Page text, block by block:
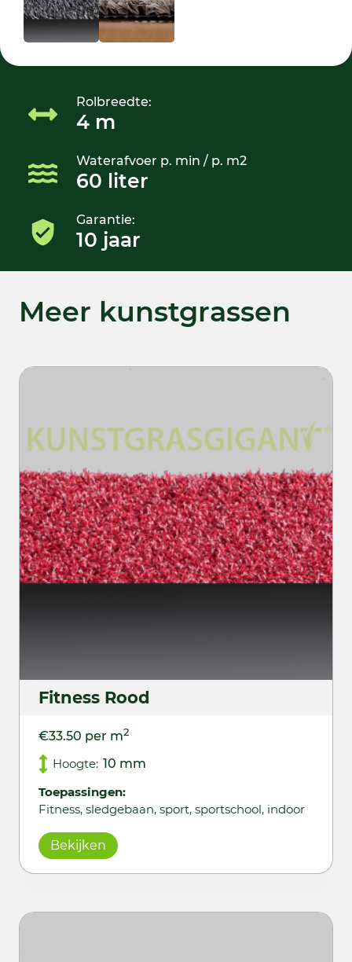
Rolbreedte:
4 m
Waterafvoer p. min / p. m2
60 liter
Garantie:
10 jaar
Meer kunstgrassen
Fitness Rood
€33.50 per m2
Hoogte: 10 mm
Toepassingen:
Fitness, sledgebaan, sport, sportschool, indoor
Bekijken